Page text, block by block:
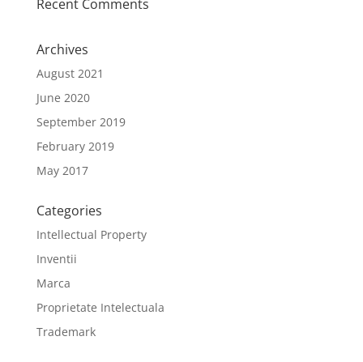
Recent Comments
Archives
August 2021
June 2020
September 2019
February 2019
May 2017
Categories
Intellectual Property
Inventii
Marca
Proprietate Intelectuala
Trademark